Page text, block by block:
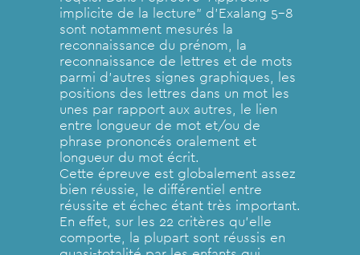
implicite de la lecture” d’Exalang 5-8
sont notamment mesurés la
reconnaissance du prénom, la
reconnaissance de lettres et de mots
parmi d’autres signes graphiques, les
positions des lettres dans un mot les
unes par rapport aux autres, le lien
entre longueur de mot et/ou de
phrase prononcés oralement et
longueur du mot écrit.
Cette épreuve est globalement assez
bien réussie, le différentiel entre
réussite et échec étant très important.
En effet, sur les 22 critères qu’elle
comporte, la plupart sont réussis en